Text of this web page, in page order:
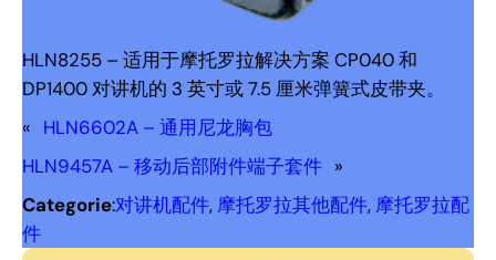
HLN8255 – 适用于摩托罗拉解决方案 CP040 和
DP1400 对讲机的 3 英寸或 7.5 厘米弹簧式皮带夹。
« HLN6602A – 通用尼龙胸包
HLN9457A – 移动后部附件端子套件 »
Categorie:对讲机配件, 摩托罗拉其他配件, 摩托罗拉配
件